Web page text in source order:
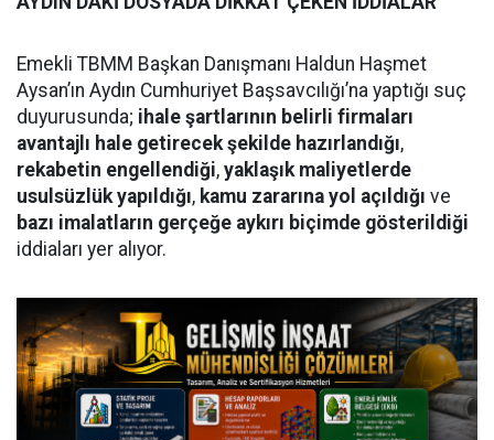
Emekli TBMM Başkan Danışmanı Haldun Haşmet
Aysan’ın Aydın Cumhuriyet Başsavcılığı’na yaptığı suç
duyurusunda; ihale şartlarının belirli firmaları
avantajlı hale getirecek şekilde hazırlandığı,
rekabetin engellendiği, yaklaşık maliyetlerde
usulsüzlük yapıldığı, kamu zararına yol açıldığı ve
bazı imalatların gerçeğe aykırı biçimde gösterildiği
iddiaları yer alıyor.